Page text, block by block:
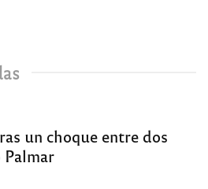
un choque entre dos